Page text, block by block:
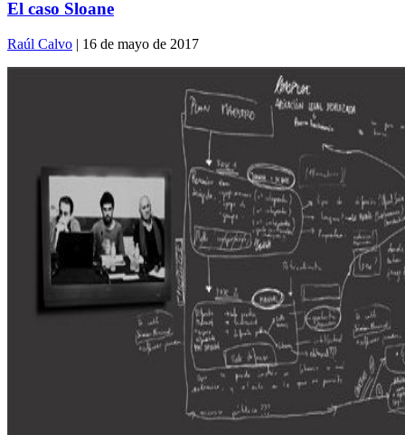
El caso Sloane
Raúl Calvo | 16 de mayo de 2017